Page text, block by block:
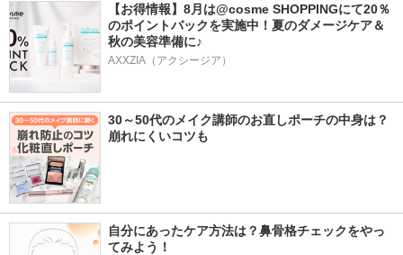
【お得情報】8月は@cosme SHOPPINGにて20％
のポイントバックを実施中！夏のダメージケア＆
秋の美容準備に♪
AXXZIA（アクシージア）
30～50代のメイク講師のお直しポーチの中身は？
崩れにくいコツも
自分にあったケア方法は？鼻骨格チェックをやっ
てみよう！